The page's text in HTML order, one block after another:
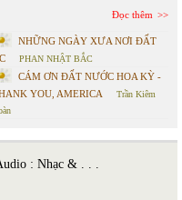
Đọc thêm
NHỮNG NGÀY XƯA NƠI ĐẤT
PHAN NHẬT BẮC
CÁM ƠN ĐẤT NƯỚC HOA KỲ -
YOU, AMERICA
Trần Kiêm
: Nhạc & . . .